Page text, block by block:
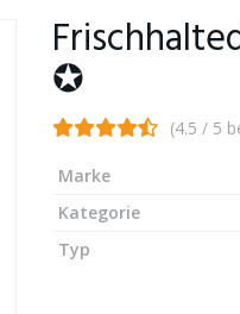
✪
(4.5 / 5
Marke
Kategorie
Typ